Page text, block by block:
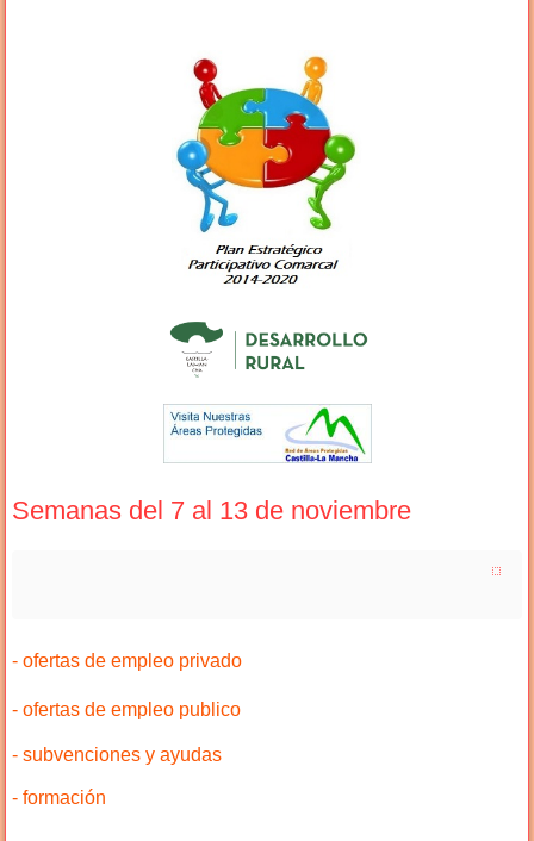
Semanas del 7 al 13 de noviembre
- ofertas de empleo privado
- ofertas de empleo publico
- subvenciones y ayudas
- formación